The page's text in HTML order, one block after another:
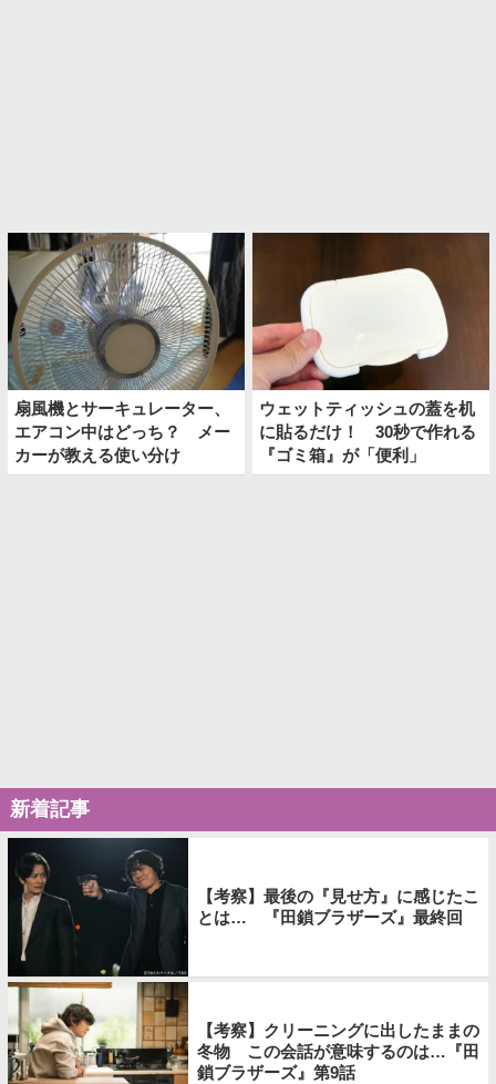
扇風機とサーキュレーター、
エアコン中はどっち？ メー
カーが教える使い分け
ウェットティッシュの蓋を机
に貼るだけ！ 30秒で作れる
『ゴミ箱』が「便利」
新着記事
【考察】最後の『見せ方』に感じたこ
とは… 『田鎖ブラザーズ』最終回
【考察】クリーニングに出したままの
冬物 この会話が意味するのは…『田
鎖ブラザーズ』第9話